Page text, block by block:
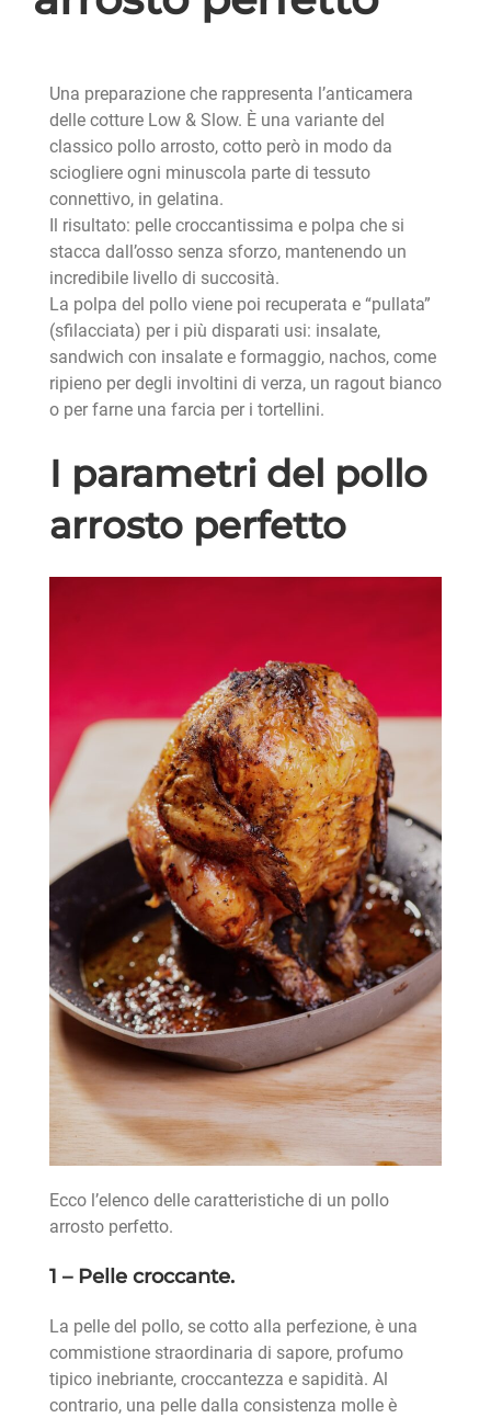
Una preparazione che rappresenta l’anticamera
delle cotture Low & Slow. È una variante del
classico pollo arrosto, cotto però in modo da
sciogliere ogni minuscola parte di tessuto
connettivo, in gelatina.
Il risultato: pelle croccantissima e polpa che si
stacca dall’osso senza sforzo, mantenendo un
incredibile livello di succosità.
La polpa del pollo viene poi recuperata e “pullata”
(sfilacciata) per i più disparati usi: insalate,
sandwich con insalate e formaggio, nachos, come
ripieno per degli involtini di verza, un ragout bianco
o per farne una farcia per i tortellini.
I parametri del pollo
arrosto perfetto
Ecco l’elenco delle caratteristiche di un pollo
arrosto perfetto.
1 – Pelle croccante.
La pelle del pollo, se cotto alla perfezione, è una
commistione straordinaria di sapore, profumo
tipico inebriante, croccantezza e sapidità. Al
contrario, una pelle dalla consistenza molle è